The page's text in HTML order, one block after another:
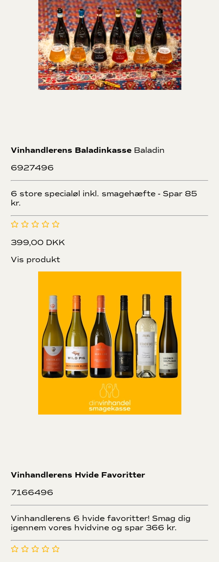
Vinhandlerens Baladinkasse Baladin
6927496
6 store specialøl inkl. smagehæfte - Spar 85
kr.
399,00 DKK
Vis produkt
Vinhandlerens Hvide Favoritter
7166496
Vinhandlerens 6 hvide favoritter! Smag dig
igennem vores hvidvine og spar 366 kr.